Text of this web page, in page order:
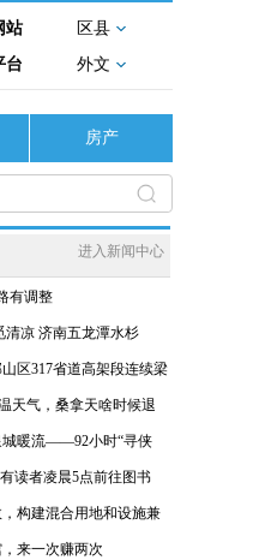
站
区县
台
外文
房产
进入新闻中心
有调整
清凉 济南五龙潭水杉
区317省道高架段连续梁
天气，桑拿天啥时候退
城暖流——92小时“寻侠
读者凌晨5点前往图书
构建混合用地和设施兼
来一次赚两次